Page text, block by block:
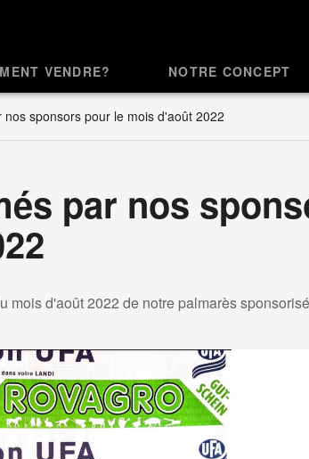
VENDRE? NOTRE CONCEPT
sponsors pour le mois d'août 2022
par nos
mois d'août 2022 de notre palmarès